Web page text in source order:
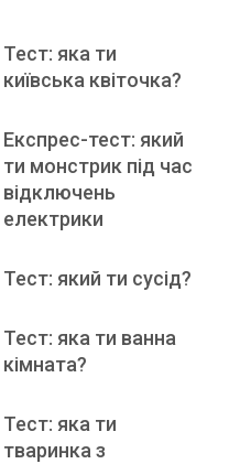
Тест: яка ти
київська квіточка?
Експрес-тест: який
ти монстрик під час
відключень
електрики
Тест: який ти сусід?
Тест: яка ти ванна
кімната?
Тест: яка ти
тваринка з